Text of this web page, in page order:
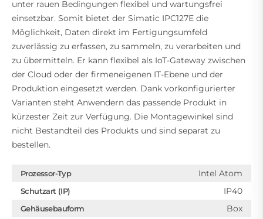
unter rauen Bedingungen flexibel und wartungsfrei
einsetzbar. Somit bietet der Simatic IPC127E die
Möglichkeit, Daten direkt im Fertigungsumfeld
zuverlässig zu erfassen, zu sammeln, zu verarbeiten und
zu übermitteln. Er kann flexibel als IoT-Gateway zwischen
der Cloud oder der firmeneigenen IT-Ebene und der
Produktion eingesetzt werden. Dank vorkonfigurierter
Varianten steht Anwendern das passende Produkt in
kürzester Zeit zur Verfügung. Die Montagewinkel sind
nicht Bestandteil des Produkts und sind separat zu
bestellen.
Prozessor-Typ Intel Atom
Schutzart (IP) IP40
Gehäusebauform Box